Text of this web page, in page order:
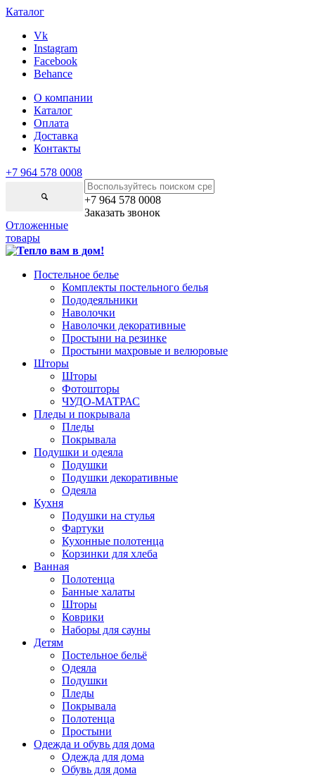
Каталог
Vk
Instagram
Facebook
Behance
О компании
Каталог
Оплата
Доставка
Контакты
+7 964 578 0008
+7 964 578 0008
Заказать звонок
Отложенные
товары
Постельное белье
Комплекты постельного белья
Пододеяльники
Наволочки
Наволочки декоративные
Простыни на резинке
Простыни махровые и велюровые
Шторы
Шторы
Фотошторы
ЧУДО-МАТРАС
Пледы и покрывала
Пледы
Покрывала
Подушки и одеяла
Подушки
Подушки декоративные
Одеяла
Кухня
Подушки на стулья
Фартуки
Кухонные полотенца
Корзинки для хлеба
Ванная
Полотенца
Банные халаты
Шторы
Коврики
Наборы для сауны
Детям
Постельное бельё
Одеяла
Подушки
Пледы
Покрывала
Полотенца
Простыни
Одежда и обувь для дома
Одежда для дома
Обувь для дома